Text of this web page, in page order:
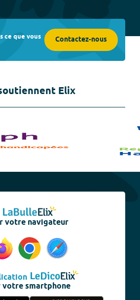
ce que vous Contactez-nous
Elix
votre navigateur
votre smartphone